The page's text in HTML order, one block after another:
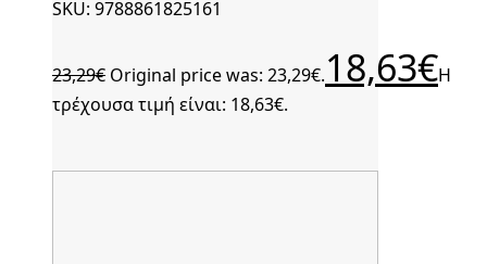
SKU: 9788861825161
23,29€ Original price was: 23,29€.18,63€Η
τρέχουσα τιμή είναι: 18,63€.